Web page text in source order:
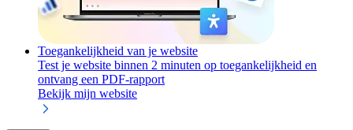
Toegankelijkheid van je website
Test je website binnen 2 minuten op toegankelijkheid en
ontvang een PDF-rapport
Bekijk mijn website